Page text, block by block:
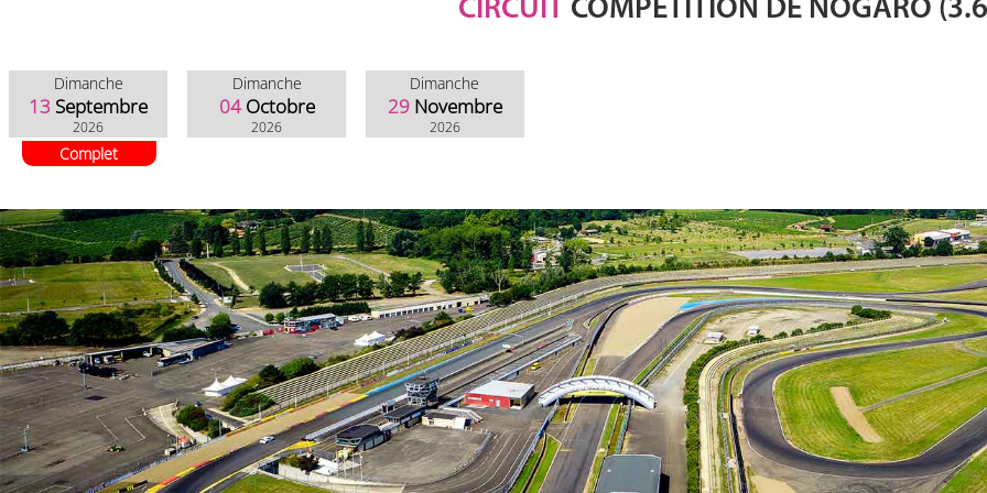
CIRCUIT COMPÉTITION DE NOGARO
Dimanche
13 Septembre
2026
Complet
Dimanche
04Octobre
2026
Dimanche
29 Novembre
2026